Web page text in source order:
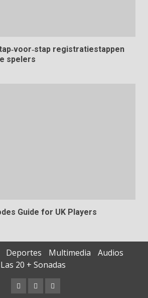
registratiestappen
spelers
Guide for UK Players
Deportes Multimedia
Audios
Las 20 + Sonadas
Contáctenos
Documentos
Quiénes